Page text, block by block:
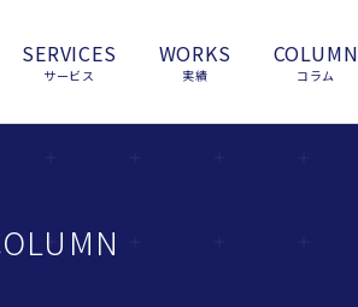
SERVICES
サービス
WORKS
実績
COLUMN
コラム